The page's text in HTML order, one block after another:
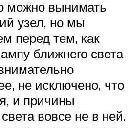
можно вынимать
узел, но мы
перед тем, как
ближнего света
не исключено, что
и причины
вовсе не в ней.